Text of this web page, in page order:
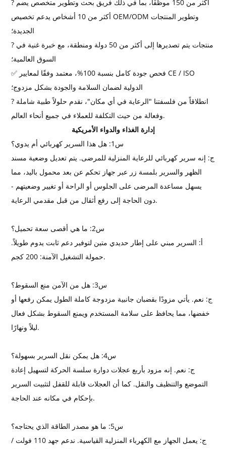
? أكثر من 150 موظفًا، بما في ذلك فريق بحث وتطوير متخصص يضم
أكثر من 10 أشخاص يدعم تخصيص OEM/ODM وتطوير المنتجات
الجديدة؛
? منتجات يتم تصديرها إلى أكثر من 50 دولة ومنطقة، مع خبرة غنية في
السوق العالمية؛
✅ فحص جودة كامل بنسبة 100%، معتمد وفقًا لمعايير CE / ISO
الدولية لضمان السلامة والجودة بشكل مزدوج؛
? انطلاقاً من فلسفتنا "الرعاية في أي مكان"، نقدم حلولاً طبية شاملة
وفعالة من حيث التكلفة للعملاء في جميع أنحاء العالم.
إدارة الغذاء والدواء الأمريكية
ج: إنه سرير كهربائي للرعاية المنزلية للمرضى. يتم تعديل وضعية مسند
الظهر والسرير بلمسة زر عبر جهاز تحكم عن بعد محمول باليد، مما
يسهل مساعدة المرضى على الجلوس أو الراحة أو تغيير وضعيتهم -
دون الحاجة إلى رفع أثقال من قبل مقدمي الرعاية.
أ: السرير مبني على إطار حديدي متين لتوفير دعم ثابت يدوم طويلاً.
حمولة التشغيل الآمنة: 200 كجم.
ج: نعم. يأتي مزودًا بقضبان جانبية مزدوجة كاملة الطول يمكن رفعها أو
خفضها، مما يحافظ على سلامة المستخدم ويمنع السقوط بشكل فعال
ليلاً ونهارًا.
ج: نعم. إنه مزود بأربع عجلات دوارة سلسة الحركة لتسهيل إعادة
التموضع والتنظيف والنقل. كما أن العجلات قابلة للقفل لتثبيت السرير
بإحكام في مكانه عند الحاجة.
ج: يعمل الجهاز مع الكهرباء المنزلية القياسية. ندعم جهد 110 فولت /